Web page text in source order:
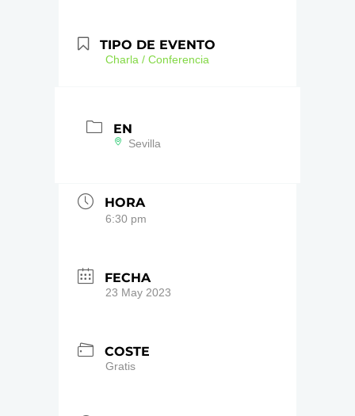
TIPO DE EVENTO
Charla / Conferencia
EN
Sevilla
HORA
6:30 pm
FECHA
23 May 2023
COSTE
Gratis